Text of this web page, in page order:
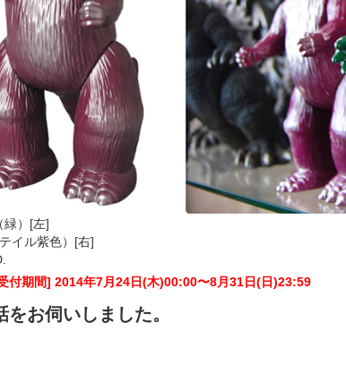
緑）[左]
イル紫色）[右]
付期間] 2014年7月24日(木)00:00〜8月31日(日)23:59
お伺いしました。